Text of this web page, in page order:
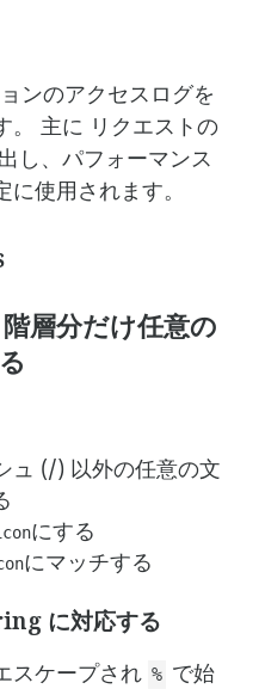
ンのアクセスログを
。 主に リクエストの
し、パフォーマンス
使用されます。
層分だけ任意の
ュ (/) 以外の任意の文
にする
にマッチする
に対応する
スケープされ % で始